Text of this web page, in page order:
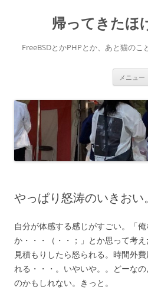
帰ってきたほ
FreeBSDとかPHPとか、あと猫のこ
メニュー
やっぱり怒涛のいきおい。
自分が体感する感じがすごい。「
か・・・（・・；」とか思って考え
見積もりしたら怒られる。時間外
れる・・・。いやいや。。どーな
のかもしれない。きっと。